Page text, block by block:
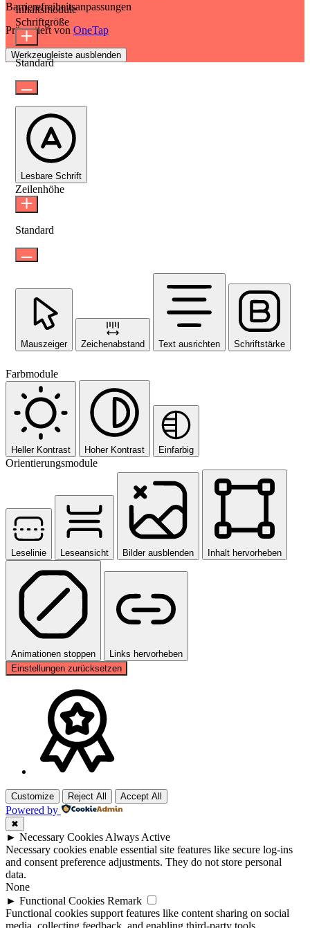
Barrierefreiheitsanpassungen
Präsentiert von OneTap
Werkzeugleiste ausblenden
Inhaltsmodule
Schriftgröße
Standard
Lesbare Schrift
Zeilenhöhe
Standard
Mauszeiger Zeichenabstand Text ausrichten Schriftstärke
Farbmodule
Heller Kontrast Hoher Kontrast Einfarbig
Orientierungsmodule
Leselinie Leseansicht Bilder ausblenden Inhalt hervorheben
Animationen stoppen
Links hervorheben
Einstellungen zurücksetzen
Customize Reject All Accept All
Powered by
✖
► Necessary Cookies Always Active
Necessary cookies enable essential site features like secure log-ins
and consent preference adjustments. They do not store personal
data.
None
► Functional Cookies Remark
Functional cookies support features like content sharing on social